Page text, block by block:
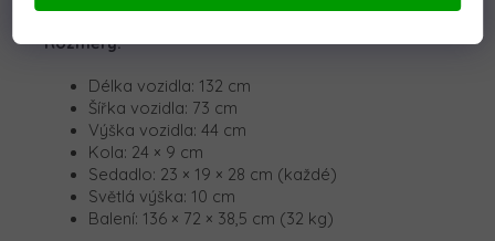
Rozměry:
Délka vozidla: 132 cm
Šířka vozidla: 73 cm
Výška vozidla: 44 cm
Kola: 24 × 9 cm
Sedadlo: 23 × 19 × 28 cm (každé)
Světlá výška: 10 cm
Balení: 136 × 72 × 38,5 cm (32 kg)